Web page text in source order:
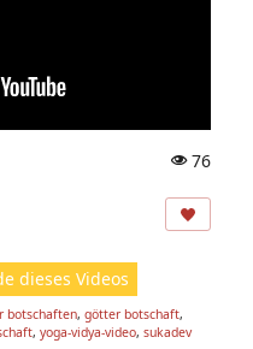
ns
ic
n:
76
dieses Videos
botschaften, götter botschaft,
, yoga-vidya-video, sukadev